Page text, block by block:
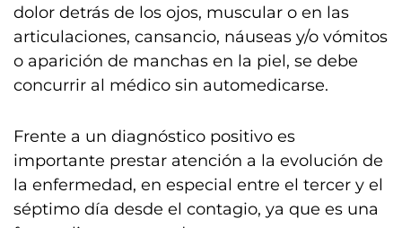
dolor detrás de los ojos, muscular o en las
articulaciones, cansancio, náuseas y/o vómitos
o aparición de manchas en la piel, se debe
concurrir al médico sin automedicarse.
Frente a un diagnóstico positivo es
importante prestar atención a la evolución de
la enfermedad, en especial entre el tercer y el
séptimo día desde el contagio, ya que es una